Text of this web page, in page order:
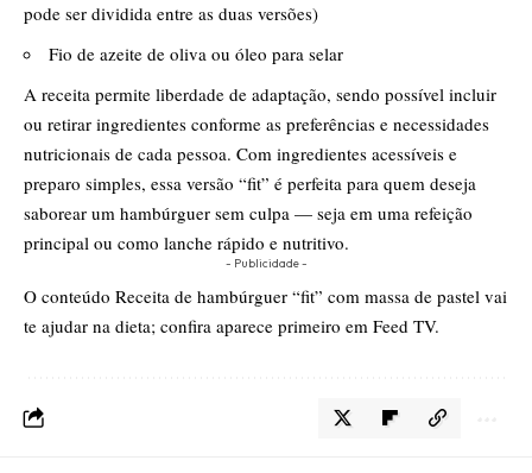
pode ser dividida entre as duas versões)
Fio de azeite de oliva ou óleo para selar
A receita permite liberdade de adaptação, sendo possível incluir
ou retirar ingredientes conforme as preferências e necessidades
nutricionais de cada pessoa. Com ingredientes acessíveis e
preparo simples, essa versão “fit” é perfeita para quem deseja
saborear um hambúrguer sem culpa — seja em uma refeição
principal ou como lanche rápido e nutritivo.
- Publicidade -
O conteúdo Receita de hambúrguer “fit” com massa de pastel vai
te ajudar na dieta; confira aparece primeiro em Feed TV.